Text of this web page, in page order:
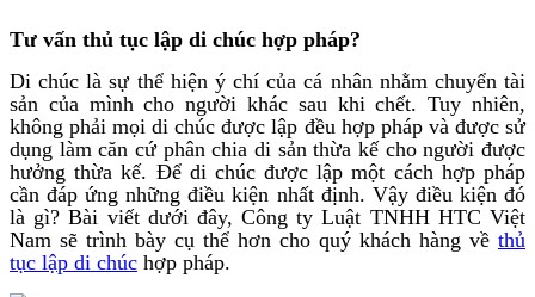
Tư vấn thủ tục lập di chúc hợp pháp?
Di chúc là sự thể hiện ý chí của cá nhân nhằm chuyển tài
sản của mình cho người khác sau khi chết. Tuy nhiên,
không phải mọi di chúc được lập đều hợp pháp và được sử
dụng làm căn cứ phân chia di sản thừa kế cho người được
hưởng thừa kế. Để di chúc được lập một cách hợp pháp
cần đáp ứng những điều kiện nhất định. Vậy điều kiện đó
là gì? Bài viết dưới đây, Công ty Luật TNHH HTC Việt
Nam sẽ trình bày cụ thể hơn cho quý khách hàng về thủ
tục lập di chúc hợp pháp.